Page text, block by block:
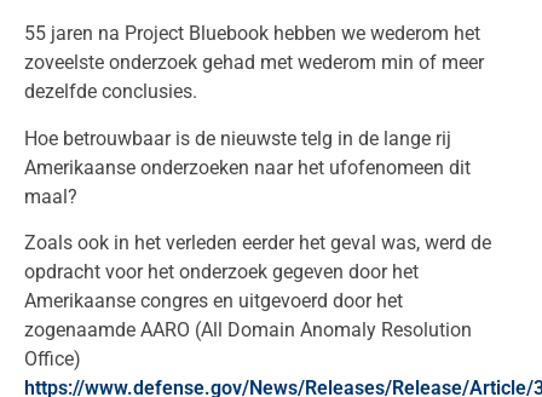
55 jaren na Project Bluebook hebben we wederom het
zoveelste onderzoek gehad met wederom min of meer
dezelfde conclusies.
Hoe betrouwbaar is de nieuwste telg in de lange rij
Amerikaanse onderzoeken naar het ufofenomeen dit
maal?
Zoals ook in het verleden eerder het geval was, werd de
opdracht voor het onderzoek gegeven door het
Amerikaanse congres en uitgevoerd door het
zogenaamde AARO (All Domain Anomaly Resolution
Office)
https://www.defense.gov/News/Releases/Release/Article/